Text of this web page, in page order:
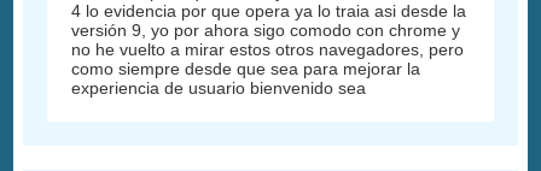
4 lo evidencia por que opera ya lo traia asi desde la
versión 9, yo por ahora sigo comodo con chrome y
no he vuelto a mirar estos otros navegadores, pero
como siempre desde que sea para mejorar la
experiencia de usuario bienvenido sea